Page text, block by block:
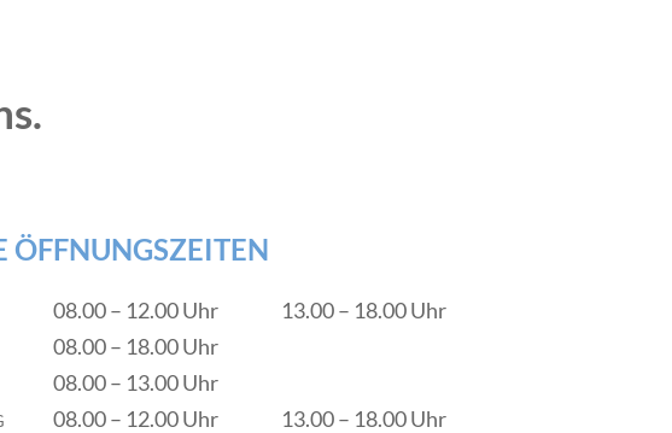
ÖFFNUNGSZEITEN
08.00 – 12.00 Uhr
13.00 – 18.00 Uhr
08.00 – 18.00 Uhr
08.00 – 13.00 Uhr
08.00 – 12.00 Uhr
13.00 – 18.00 Uhr